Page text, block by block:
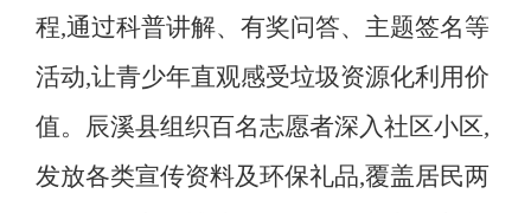
程,通过科普讲解、有奖问答、主题签名等
活动,让青少年直观感受垃圾资源化利用价
值。 辰溪县组织百名志愿者深入社区小区,
发放各类宣传资料及环保礼品,覆盖居民两